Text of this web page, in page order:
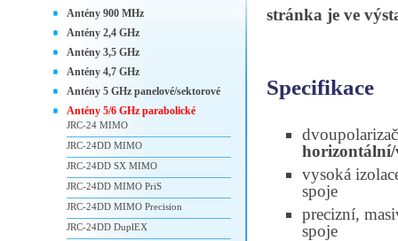
stránka je ve
Specifikace
vysoká
spoje
precizní,
spoje
Antény 900 MHz
Antény 2,4 GHz
Antény 3,5 GHz
Antény 4,7 GHz
Antény 5 GHz panelové/sektorové
Antény 5/6 GHz parabolické
JRC-24 MIMO
JRC-24DD MIMO
JRC-24DD SX MIMO
JRC-24DD MIMO PriS
JRC-24DD MIMO Precision
JRC-24DD DuplEX